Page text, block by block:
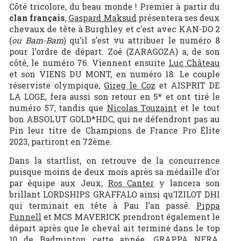
Côté tricolore, du beau monde ! Premier à partir du
clan français, Gaspard Maksud présentera ses deux
chevaux de tête à Burghley et c’est avec KAN-DO 2
(ou Bam-Bam) qu’il s’est vu attribuer le numéro 8
pour l’ordre de départ. Zoé (ZARAGOZA) a, de son
côté, le numéro 76. Viennent ensuite Luc Château
et son VIENS DU MONT, en numéro 18. Le couple
réserviste olympique, Gireg le Coz et AISPRIT DE
LA LOGE, fera aussi son retour en 5* et ont tiré le
numéro 57, tandis que Nicolas Touzaint et le tout
bon ABSOLUT GOLD*HDC, qui ne défendront pas au
Pin leur titre de Champions de France Pro Élite
2023, partiront en 72ème.
Dans la startlist, on retrouve de la concurrence
puisque moins de deux mois après sa médaille d’or
par équipe aux Jeux, Ros Canter y lancera son
brillant LORDSHIPS GRAFFALO ainsi qu’IZILOT DHI
qui terminait en tête à Pau l’an passé. Pippa
Funnell et MCS MAVERICK prendront également le
départ après que le cheval ait terminé dans le top